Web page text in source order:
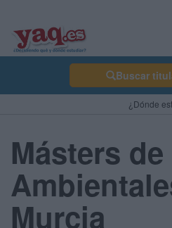
Buscar
¿Dónde
Másters
Murcia